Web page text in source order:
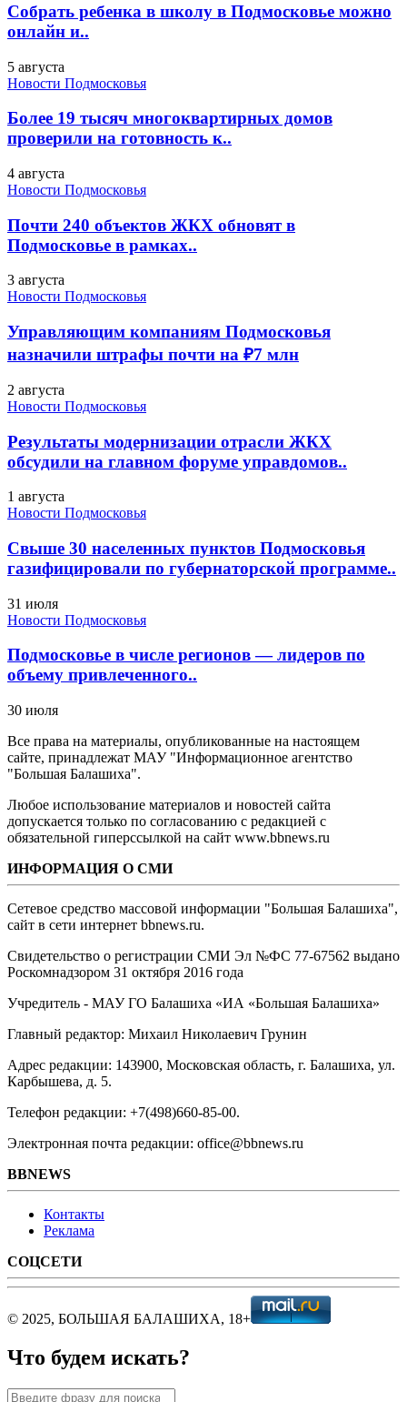
Собрать ребенка в школу в Подмосковье можно
онлайн и..
5 августа
Новости Подмосковья
Более 19 тысяч многоквартирных домов
проверили на готовность к..
4 августа
Новости Подмосковья
Почти 240 объектов ЖКХ обновят в
Подмосковье в рамках..
3 августа
Новости Подмосковья
Управляющим компаниям Подмосковья
назначили штрафы почти на ₽7 млн
2 августа
Новости Подмосковья
Результаты модернизации отрасли ЖКХ
обсудили на главном форуме управдомов..
1 августа
Новости Подмосковья
Свыше 30 населенных пунктов Подмосковья
газифицировали по губернаторской программе..
31 июля
Новости Подмосковья
Подмосковье в числе регионов — лидеров по
объему привлеченного..
30 июля
Все права на материалы, опубликованные на настоящем
сайте, принадлежат МАУ "Информационное агентство
"Большая Балашиха".
Любое использование материалов и новостей сайта
допускается только по согласованию с редакцией с
обязательной гиперссылкой на сайт www.bbnews.ru
ИНФОРМАЦИЯ О СМИ
Сетевое средство массовой информации "Большая Балашиха",
сайт в сети интернет bbnews.ru.
Свидетельство о регистрации СМИ Эл №ФС ‎77-67562 выдано
Роскомнадзором 31 октября 2016 года
Учредитель - МАУ ГО Балашиха «ИА «Большая Балашиха»
Главный редактор: Михаил Николаевич Грунин
Адрес редакции: 143900, Московская область, г. Балашиха, ул.
Карбышева, д. 5.
Телефон редакции: +7(498)660-85-00.
Электронная почта редакции: office@bbnews.ru
BBNEWS
Контакты
Реклама
СОЦСЕТИ
© 2025, БОЛЬШАЯ БАЛАШИХА, 18+
Что будем искать?